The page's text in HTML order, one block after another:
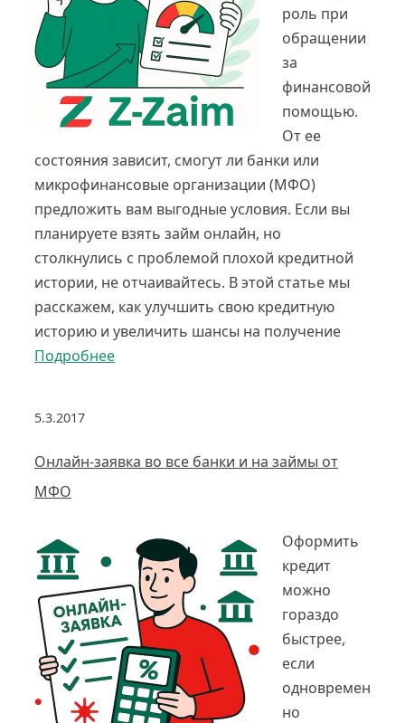
роль при
обращении
за
финансовой
помощью.
От ее
состояния зависит, смогут ли банки или
микрофинансовые организации (МФО)
предложить вам выгодные условия. Если вы
планируете взять займ онлайн, но
столкнулись с проблемой плохой кредитной
истории, не отчаивайтесь. В этой статье мы
расскажем, как улучшить свою кредитную
историю и увеличить шансы на получение
Подробнее
5.3.2017
Онлайн-заявка во все банки и на займы от
МФО
Оформить
кредит
можно
гораздо
быстрее,
если
одновремен
но